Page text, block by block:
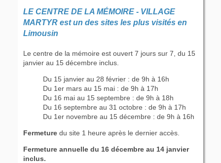
LE CENTRE DE LA MÉMOIRE - VILLAGE
MARTYR est un des sites les plus visités en
Limousin
Le centre de la mémoire est ouvert 7 jours sur 7, du 15
janvier au 15 décembre inclus.
Du 15 janvier au 28 février : de 9h à 16h
Du 1er mars au 15 mai : de 9h à 17h
Du 16 mai au 15 septembre : de 9h à 18h
Du 16 septembre au 31 octobre : de 9h à 17h
Du 1er novembre au 15 décembre : de 9h à 16h
Fermeturedu site 1 heure après le dernier accès.
Fermeture annuelle du 16 décembre au 14 janvier
inclus.